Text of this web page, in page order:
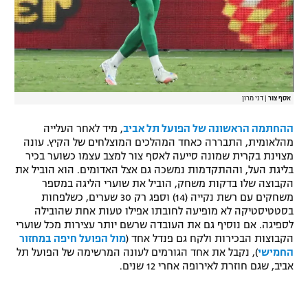
רשיון להקרנה פומבית לבית עסק
הצטרפות לחבילת הערוצים
לוח דרושים – ג'ובנט
המגזין
אסף צור דני מרון
ההחתמה הראשונה של הפועל תל אביב, מיד לאחר העלייה
מהלאומית, התבררה כאחד המהלכים המוצלחים של הקיץ. עונה
מצוינת בקרית שמונה סייעה לאסף צור למצב עצמו כשוער בכיר
בליגת העל, וההתקדמות נמשכה גם אצל האדומים. הוא הוביל את
הקבוצה שלו בדקות משחק, הוביל את שוערי הליגה במספר
משחקים עם רשת נקייה (14) וספג רק 30 שערים, כשלפחות
בסטטיסטיקה לא מופיעה לחובתו אפילו טעות אחת שהובילה
לספיגה. אם נוסיף גם את העובדה שרשם יותר עצירות מכל שוערי
הקבוצות הבכירות ולקח גם פנדל אחד (מול הפועל חיפה במחזור
החמישי), נקבל את אחד הגורמים לעונה המרשימה של הפועל תל
אביב, שגם חוזרת לאירופה אחרי 12 שנים.